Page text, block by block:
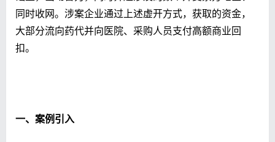
同时收网。涉案企业通过上述虚开方式，获取的资金，
大部分流向药代并向医院、采购人员支付高额商业回
扣。
一、案例引入